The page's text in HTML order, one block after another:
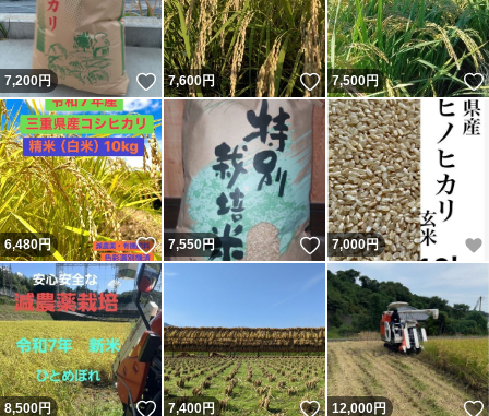
7,200円 いいね！
7,600円 いいね！
7,500円
6,480円 いいね！
7,550円 いいね！
7,000円
8,500円 いいね！
7,400円 いいね！
12,000円